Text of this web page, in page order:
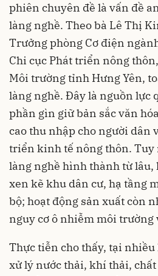
phiên chuyên đề là vấn đề
làng nghề. Theo bà Lê Thị
Trưởng phòng Cơ điện
Chi cục Phát triển nông
Môi trường tỉnh Hưng Yên,
làng nghề. Đây là nguồn lực
phần gìn giữ bản sắc văn
cao thu nhập cho người dân
triển kinh tế nông thôn. Tuy
làng nghề hình thành từ lâu,
xen kẽ khu dân cư, hạ tầng
bộ; hoạt động sản xuất còn
nguy cơ ô nhiễm môi trường
Thực tiễn cho thấy, tại nhiều
xử lý nước thải, khí thải,